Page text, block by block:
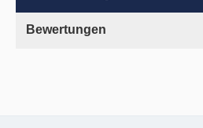
Bewertungen